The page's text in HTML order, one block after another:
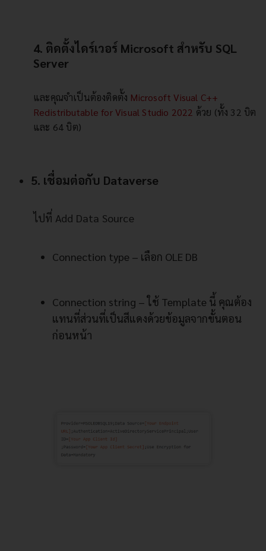
4. ติดตั้งไดร์เวอร์ Microsoft สำหรับ SQL
Server
และคุณจำเป็นต้องติดตั้ง Microsoft Visual C++
Redistributable for Visual Studio 2022 ด้วย (ทั้ง 32 บิต
และ 64 บิต)
5. เชื่อมต่อกับ Dataverse
ไปที่ Add Data Source
Connection type – เลือก OLE DB
Connection string – ใช้ Template นี้ คุณต้อง
แทนที่ส่วนที่เป็นสีแดงด้วยข้อมูลจากขั้นตอน
ก่อนหน้า